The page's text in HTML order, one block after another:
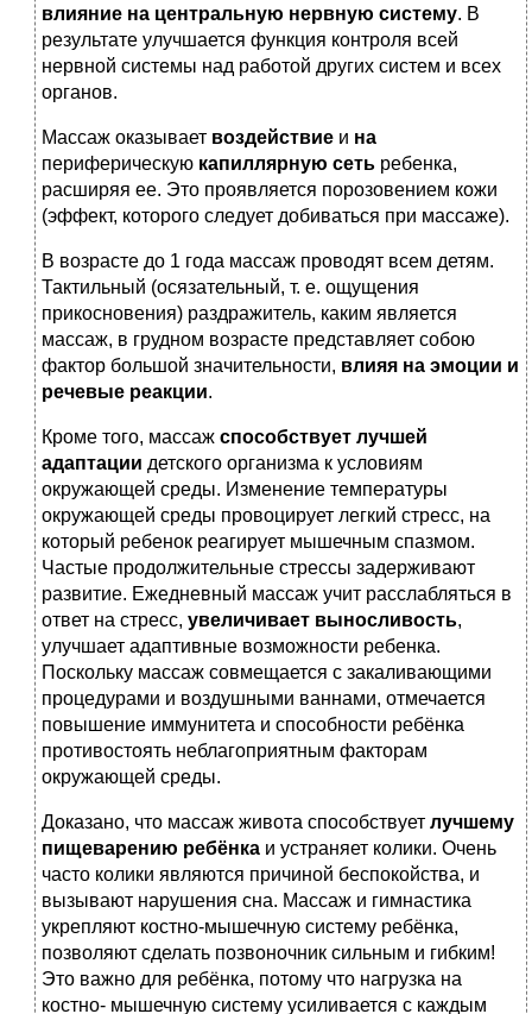
влияние на центральную нервную систему. В
результате улучшается функция контроля всей
нервной системы над работой других систем и всех
органов.
Массаж оказывает воздействие и на
периферическую капиллярную сеть ребенка,
расширяя ее. Это проявляется порозовением кожи
(эффект, которого следует добиваться при массаже).
В возрасте до 1 года массаж проводят всем детям.
Тактильный (осязательный, т. е. ощущения
прикосновения) раздражитель, каким является
массаж, в грудном возрасте представляет собою
фактор большой значительности, влияя на эмоции и
речевые реакции.
Кроме того, массаж способствует лучшей
адаптации детского организма к условиям
окружающей среды. Изменение температуры
окружающей среды провоцирует легкий стресс, на
который ребенок реагирует мышечным спазмом.
Частые продолжительные стрессы задерживают
развитие. Ежедневный массаж учит расслабляться в
ответ на стресс, увеличивает выносливость,
улучшает адаптивные возможности ребенка.
Поскольку массаж совмещается с закаливающими
процедурами и воздушными ваннами, отмечается
повышение иммунитета и способности ребёнка
противостоять неблагоприятным факторам
окружающей среды.
Доказано, что массаж живота способствует лучшему
пищеварению ребёнка и устраняет колики. Очень
часто колики являются причиной беспокойства, и
вызывают нарушения сна. Массаж и гимнастика
укрепляют костно-мышечную систему ребёнка,
позволяют сделать позвоночник сильным и гибким!
Это важно для ребёнка, потому что нагрузка на
костно- мышечную систему усиливается с каждым